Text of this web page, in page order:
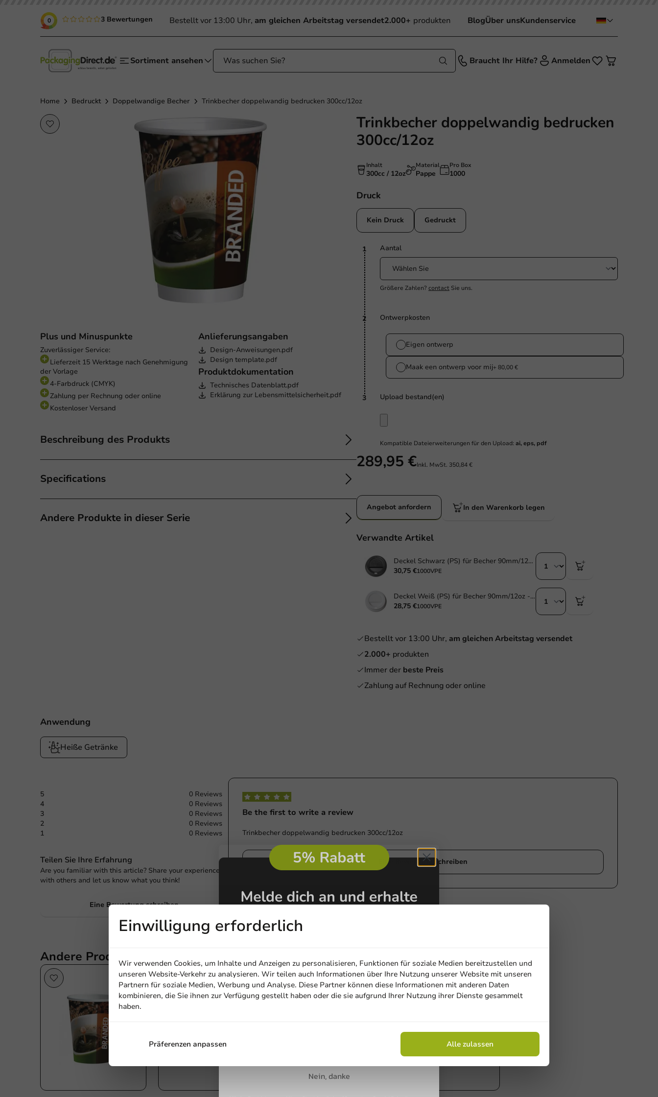
0 3 Bewertungen Bestellt vor 13:00 Uhr, am gleichen Arbeitstag versendet2.000+ produkten BlogÜber unsKundenservice
Sortiment ansehen Braucht Ihr Hilfe? Anmelden
Home Bedruckt Doppelwandige Becher Trinkbecher doppelwandig bedrucken 300cc/12oz
Plus und Minuspunkte
Zuverlässiger Service:
Lieferzeit 15 Werktage nach Genehmigung
der Vorlage
4-Farbdruck (CMYK)
Zahlung per Rechnung oder online
Kostenloser Versand
Anlieferungsangaben
Design-Anweisungen.pdf
Design template.pdf
Produktdokumentation
Technisches Datenblatt.pdf
Erklärung zur Lebensmittelsicherheit.pdf
Beschreibung des Produkts
Specifications
Andere Produkte in dieser Serie
Trinkbecher doppelwandig bedrucken
300cc/12oz
Inhalt
300cc / 12oz
Material
Pappe
Pro Box
1000
Druck
Kein Druck Gedruckt
1 Aantal
Größere Zahlen? contact Sie uns.
2 Ontwerpkosten
Eigen ontwerp
Maak een ontwerp voor mij+ 80,00 €
3 Upload bestand(en)
Kompatible Dateierweiterungen für den Upload: ai, eps, pdf
289,95 €Inkl. MwSt. 350,84 €
Offerte aanvragen
Titel
Standort
Phone number
No products selected.
Angebot anfordern In den Warenkorb legen
Verwandte Artikel
Deckel Schwarz (PS) für Becher 90mm/12oz - 1.000 Stk/Karton
30,75 €1000VPE
Deckel Weiß (PS) für Becher 90mm/12oz - 1000 Stk./Karton
28,75 €1000VPE
Bestellt vor 13:00 Uhr, am gleichen Arbeitstag versendet
2.000+ produkten
Immer der beste Preis
Zahlung auf Rechnung oder online
Anwendung
Heiße Getränke
5
0 Reviews
4
0 Reviews
3
0 Reviews
2
0 Reviews
1
0 Reviews
Teilen Sie Ihre Erfahrung
Are you familiar with this article? Share your experience
with others and let us know what you think!
Eine Bewertung schreiben
Be the first to write a review
Trinkbecher doppelwandig bedrucken 300cc/12oz
Eine Bewertung schreiben
Andere Produkte in dieser Serie
Nachhaltig Nachhaltig Nachhaltig
Einwilligung erforderlich
Wir verwenden Cookies, um Inhalte und Anzeigen zu personalisieren, Funktionen für soziale Medien bereitzustellen und
unseren Website-Verkehr zu analysieren. Wir teilen auch Informationen über Ihre Nutzung unserer Website mit unseren
Partnern für soziale Medien, Werbung und Analyse. Diese Partner können diese Informationen mit anderen Daten
kombinieren, die Sie ihnen zur Verfügung gestellt haben oder die sie aufgrund Ihrer Nutzung ihrer Dienste gesammelt
haben.
Präferenzen anpassen Alle zulassen
Nein, danke